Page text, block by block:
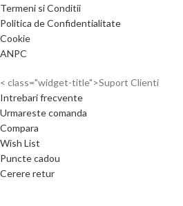
Termeni si Conditii
Politica de Confidentialitate
Cookie
ANPC
< class="widget-title">Suport Clienti
Intrebari frecvente
Urmareste comanda
Compara
Wish List
Puncte cadou
Cerere retur